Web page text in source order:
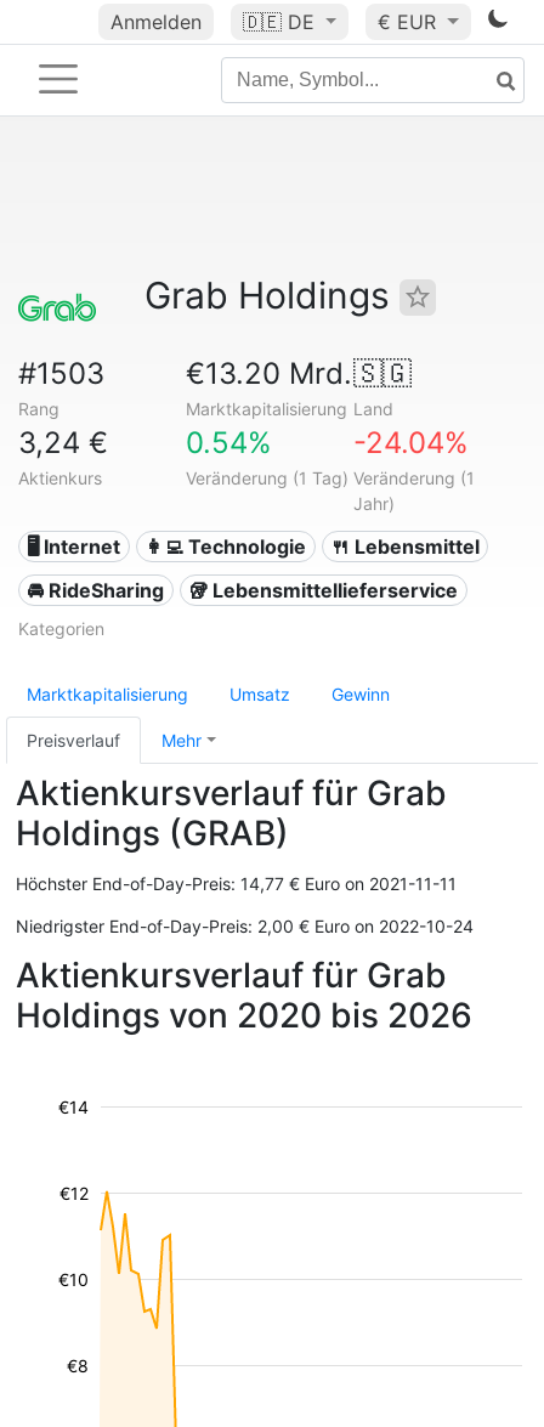
Anmelden 🇩🇪 DE € EUR
Grab Holdings
#1503
Rang
€13.20 Mrd.
Marktkapitalisierung
🇸🇬
Land
3,24 €
Aktienkurs
0.54%
Veränderung (1 Tag)
-24.04%
Veränderung (1
Jahr)
🖥️ Internet 👩‍💻 Technologie
🍴 Lebensmittel
🚘 RideSharing
🥡 Lebensmittellieferservice
Kategorien
Marktkapitalisierung Umsatz Gewinn
Preisverlauf Mehr
Aktienkursverlauf für Grab
Holdings (GRAB)
Höchster End-of-Day-Preis: 14,77 € Euro on 2021-11-11
Niedrigster End-of-Day-Preis: 2,00 € Euro on 2022-10-24
Aktienkursverlauf für Grab
Holdings von 2020 bis 2026
€8
€10
€12
€14